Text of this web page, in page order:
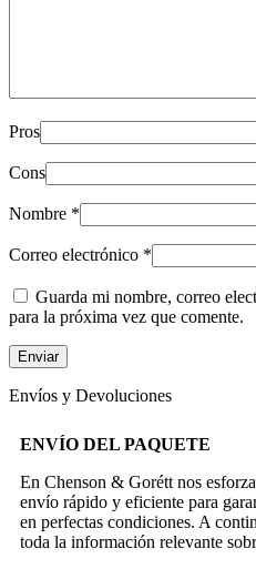
Pros
Cons
Nombre *
Correo electrónico *
Guarda mi nombre, correo
para la próxima vez que comente.
Envíos y Devoluciones
ENVÍO DEL PAQUETE
En Chenson & Gorétt nos
envío rápido y eficiente para
en perfectas condiciones. A
toda la información relevante